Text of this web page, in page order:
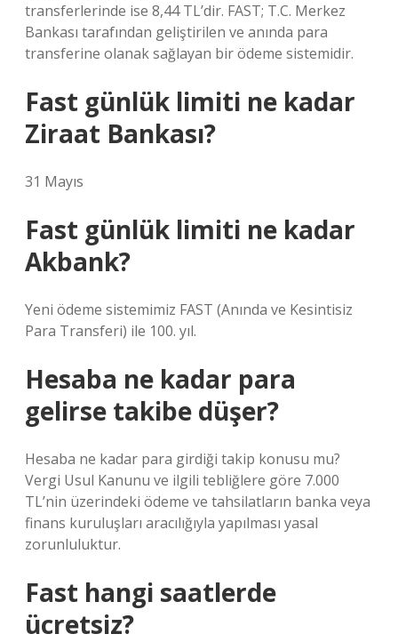
transferlerinde ise 8,44 TL’dir. FAST; T.C. Merkez
Bankası tarafından geliştirilen ve anında para
transferine olanak sağlayan bir ödeme sistemidir.
Fast günlük limiti ne kadar
Ziraat Bankası?
31 Mayıs
Fast günlük limiti ne kadar
Akbank?
Yeni ödeme sistemimiz FAST (Anında ve Kesintisiz
Para Transferi) ile 100. yıl.
Hesaba ne kadar para
gelirse takibe düşer?
Hesaba ne kadar para girdiği takip konusu mu?
Vergi Usul Kanunu ve ilgili tebliğlere göre 7.000
TL’nin üzerindeki ödeme ve tahsilatların banka veya
finans kuruluşları aracılığıyla yapılması yasal
zorunluluktur.
Fast hangi saatlerde
ücretsiz?